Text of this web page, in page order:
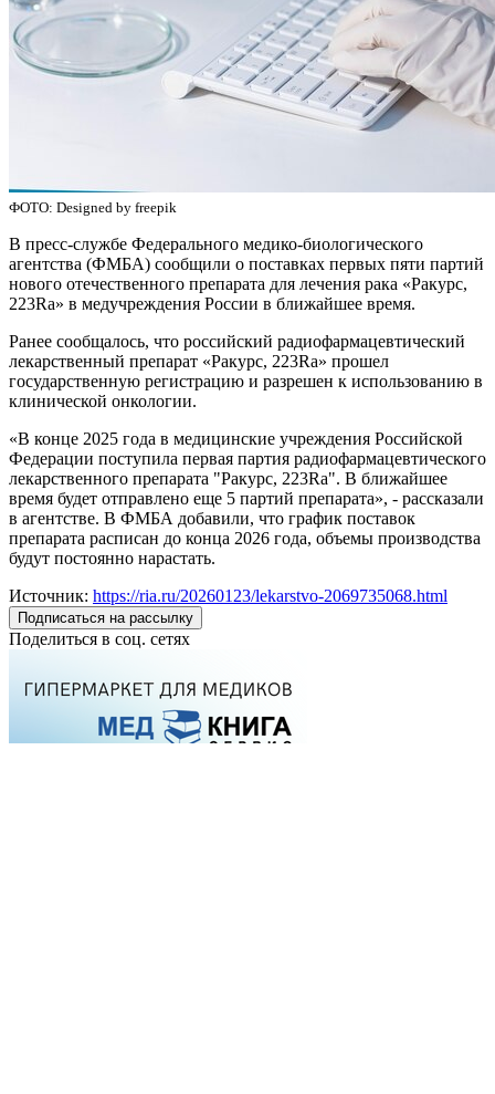
ФОТО: Designed by freepik
В пресс-службе Федерального медико-биологического
агентства (ФМБА) сообщили о поставках первых пяти партий
нового отечественного препарата для лечения рака «Ракурс,
223Ra» в медучреждения России в ближайшее время.
Ранее сообщалось, что российский радиофармацевтический
лекарственный препарат «Ракурс, 223Ra» прошел
государственную регистрацию и разрешен к использованию в
клинической онкологии.
«В конце 2025 года в медицинские учреждения Российской
Федерации поступила первая партия радиофармацевтического
лекарственного препарата "Ракурс, 223Ra". В ближайшее
время будет отправлено еще 5 партий препарата», - рассказали
в агентстве. В ФМБА добавили, что график поставок
препарата расписан до конца 2026 года, объемы производства
будут постоянно нарастать.
Источник: https://ria.ru/20260123/lekarstvo-2069735068.html
Подписаться на рассылку
Поделиться в соц. сетях